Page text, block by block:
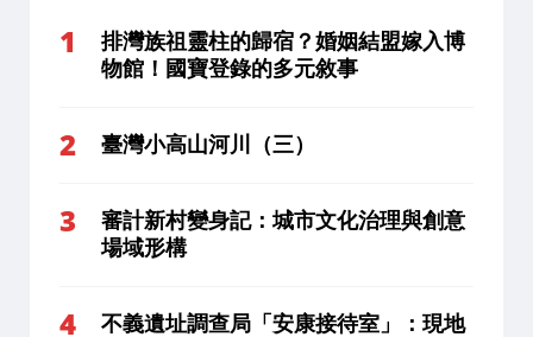
排灣族祖靈柱的歸宿？婚姻結盟嫁入博
物館！國寶登錄的多元敘事
臺灣小高山河川（三）
審計新村變身記：城市文化治理與創意
場域形構
不義遺址調查局「安康接待室」：現地